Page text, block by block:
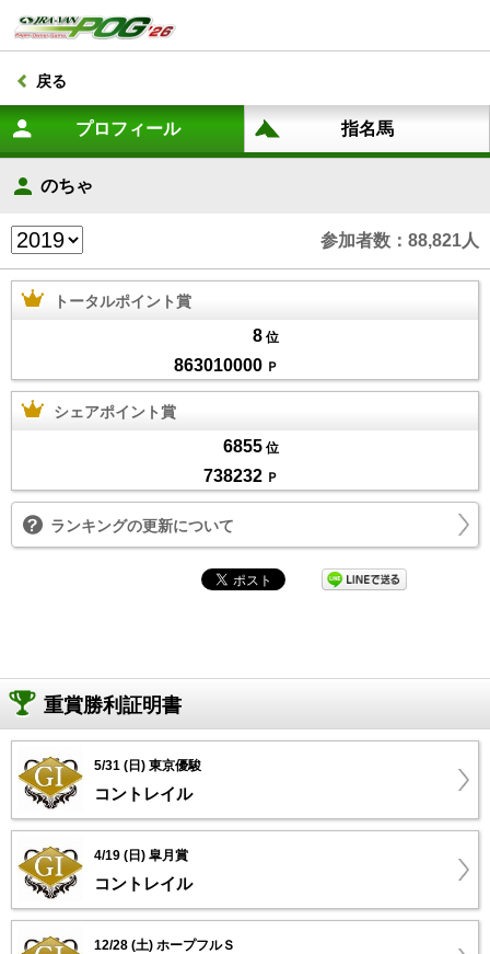
戻る
のちゃ
参加者数：88,821人
トータルポイント賞
8 位
863010000 Ｐ
シェアポイント賞
6855 位
738232 Ｐ
ランキングの更新について
重賞勝利証明書
5/31 (日) 東京優駿
コントレイル
4/19 (日) 皐月賞
コントレイル
12/28 (土) ホープフルＳ